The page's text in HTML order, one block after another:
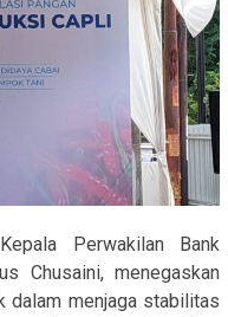
Perwakilan Bank
Chusaini, menegaskan
dalam menjaga stabilitas